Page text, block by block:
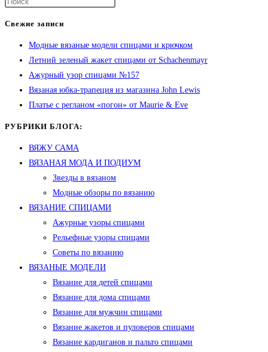
Свежие записи
Модные вязаные модели спицами и крючком
Летний зеленый жакет спицами от Schachenmayr
Ажурный узор спицами №157
Вязаная юбка-трапеция из магазина John Lewis
Платье с регланом «погон» от Maurie & Eve
РУБРИКИ БЛОГА:
ВЯЖУ САМА
ВЯЗАНАЯ МОДА И ПОДИУМ
Звезды в вязаном
Модные обзоры по вязанию
ВЯЗАНИЕ СПИЦАМИ
Ажурные узоры спицами
Рельефные узоры спицами
Советы по вязанию
ВЯЗАНЫЕ МОДЕЛИ
Вязание для детей спицами
Вязание для дома спицами
Вязание для мужчин спицами
Вязание жакетов и пуловеров спицами
Вязание кардиганов и пальто спицами